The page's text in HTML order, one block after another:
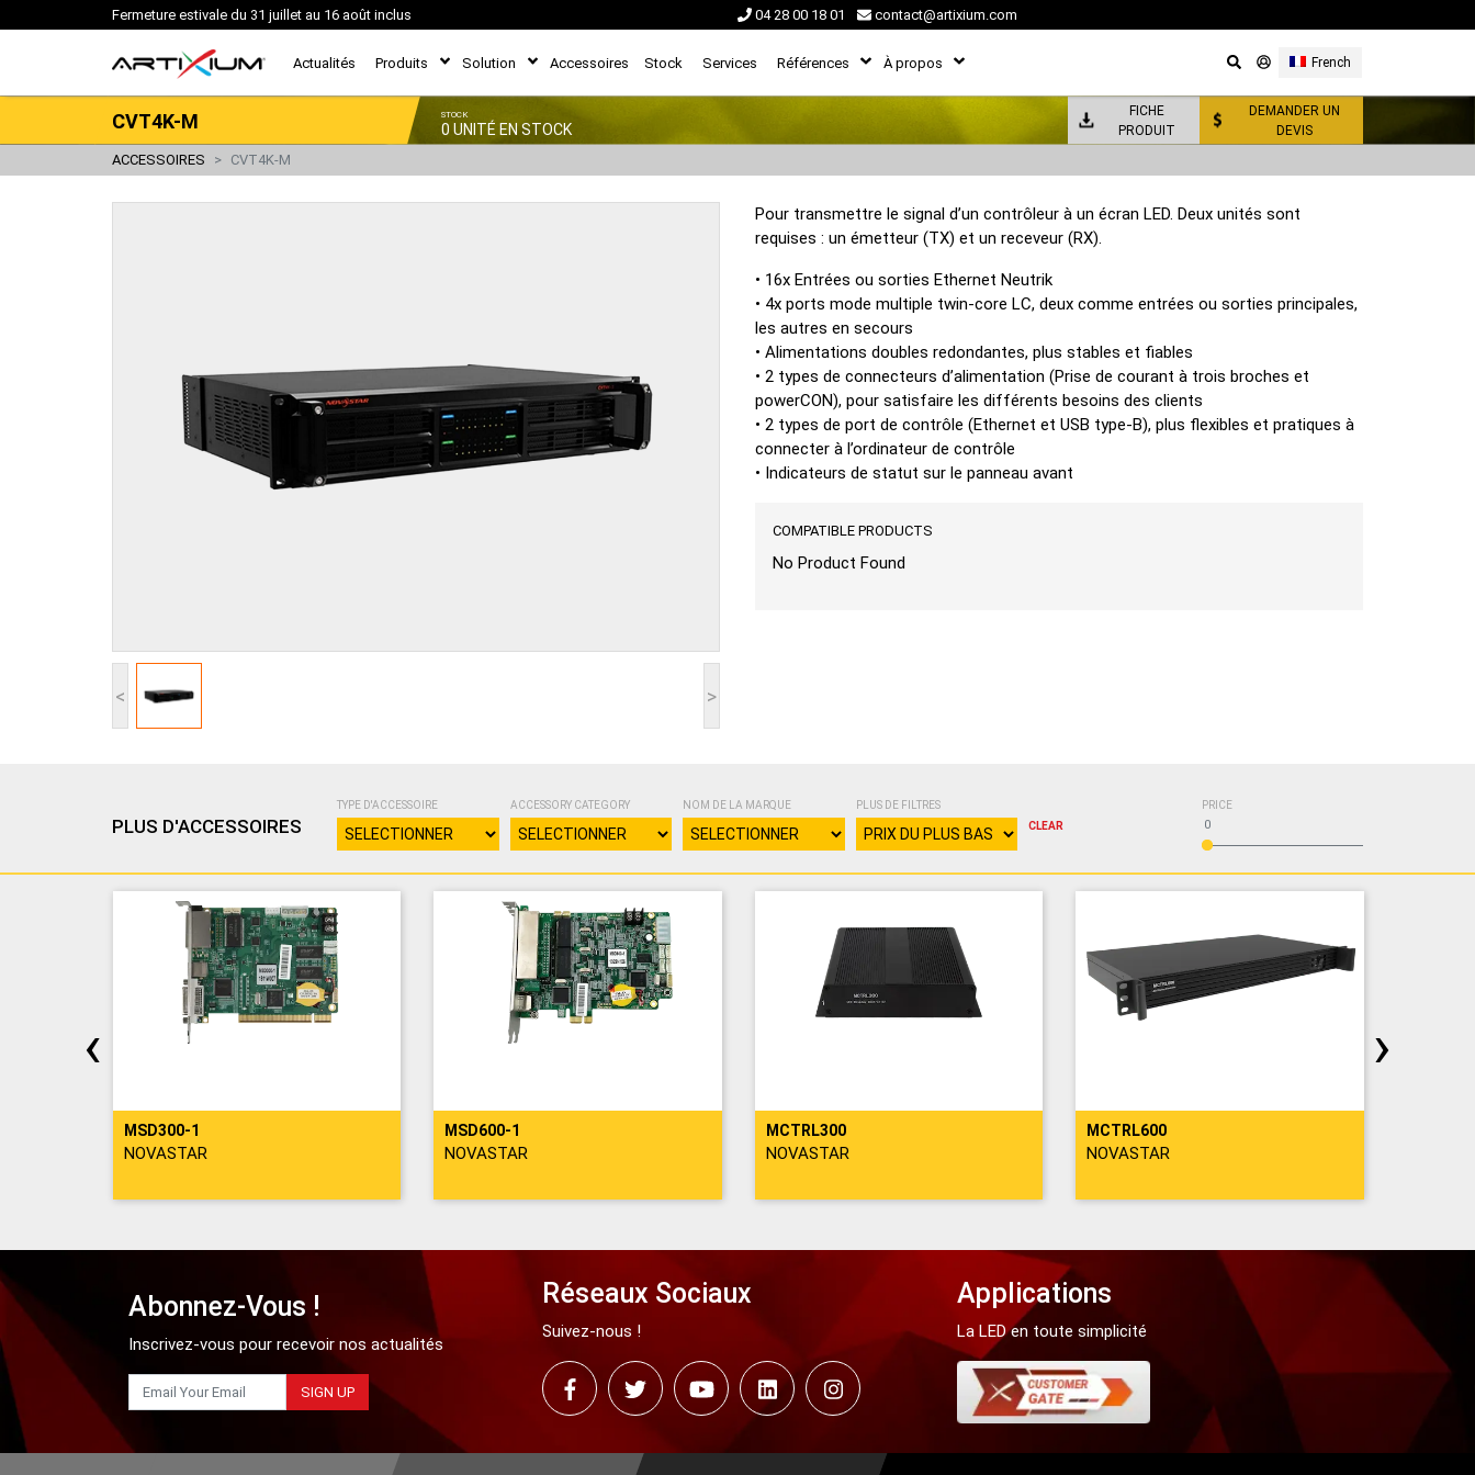
Fermeture estivale du 31 juillet au 16 août inclus 04 28 00 18 01 contact@artixium.com
Actualités Produits Solution Accessoires Stock Services Références À propos French
CVT4K-M STOCK
0 UNITÉ EN STOCK
FICHE
PRODUIT
DEMANDER UN
DEVIS
ACCESSOIRES CVT4K-M
< >
Pour transmettre le signal d’un contrôleur à un écran LED. Deux unités sont
requises : un émetteur (TX) et un receveur (RX).
• 16x Entrées ou sorties Ethernet Neutrik
• 4x ports mode multiple twin-core LC, deux comme entrées ou sorties principales,
les autres en secours
• Alimentations doubles redondantes, plus stables et fiables
• 2 types de connecteurs d’alimentation (Prise de courant à trois broches et
powerCON), pour satisfaire les différents besoins des clients
• 2 types de port de contrôle (Ethernet et USB type-B), plus flexibles et pratiques à
connecter à l’ordinateur de contrôle
• Indicateurs de statut sur le panneau avant
COMPATIBLE PRODUCTS
No Product Found
PLUS D'ACCESSOIRES
TYPE D'ACCESSOIRE ACCESSORY CATEGORY NOM DE LA MARQUE
PLUS DE FILTRES
CLEAR
PRICE
0
MSD300-1
NOVASTAR
MSD600-1
NOVASTAR
MCTRL300
NOVASTAR
MCTRL600
NOVASTAR
‹ ›
Abonnez-Vous !
Inscrivez-vous pour recevoir nos actualités
SIGN UP
Réseaux Sociaux
Suivez-nous !
Applications
La LED en toute simplicité